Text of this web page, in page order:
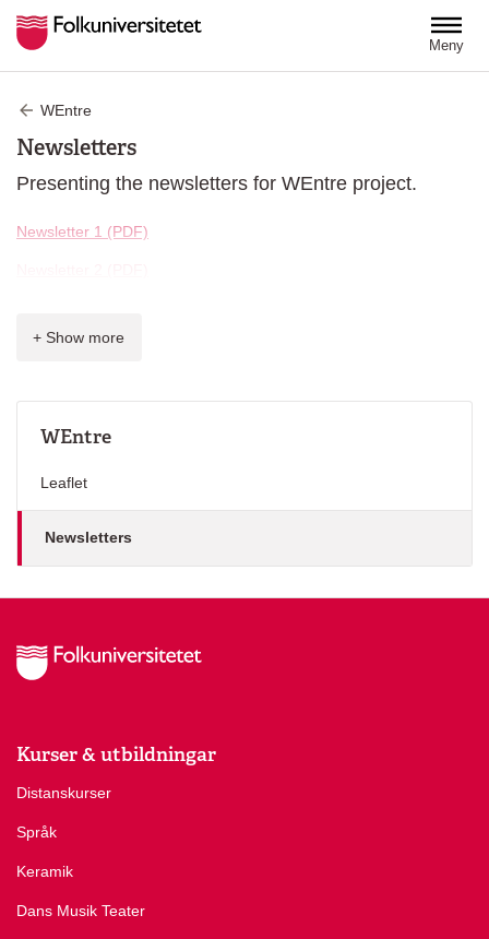
Meny
WEntre
Newsletters
Presenting the newsletters for WEntre project.
Newsletter 1 (PDF)
+ Show more
WEntre
Leaflet
Newsletters
Kurser & utbildningar
Distanskurser
Språk
Keramik
Dans Musik Teater